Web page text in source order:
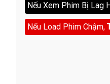
Nếu Xem Phim Bị Lag
Nếu Load Phim Chậm,